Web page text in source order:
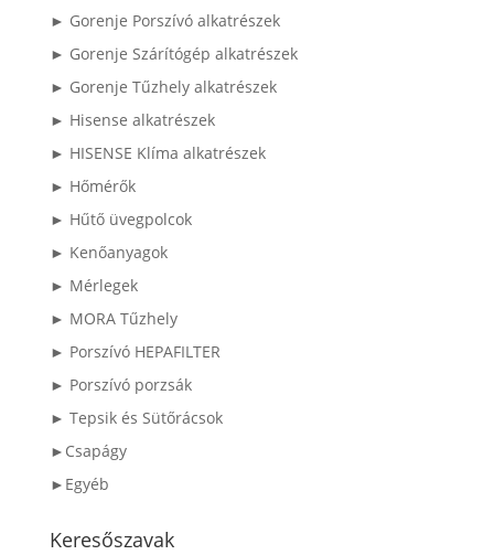
► Gorenje Porszívó alkatrészek
► Gorenje Szárítógép alkatrészek
► Gorenje Tűzhely alkatrészek
► Hisense alkatrészek
► HISENSE Klíma alkatrészek
► Hőmérők
► Hűtő üvegpolcok
► Kenőanyagok
► Mérlegek
► MORA Tűzhely
► Porszívó HEPAFILTER
► Porszívó porzsák
► Tepsik és Sütőrácsok
►Csapágy
►Egyéb
Keresőszavak